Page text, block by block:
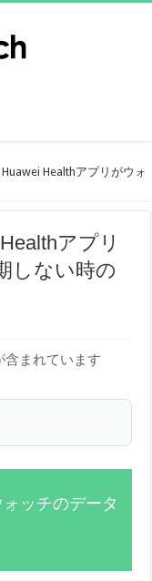
Huawei Healthアプリがウォ
アプリ
しない時の
まれています
ッチのデータ